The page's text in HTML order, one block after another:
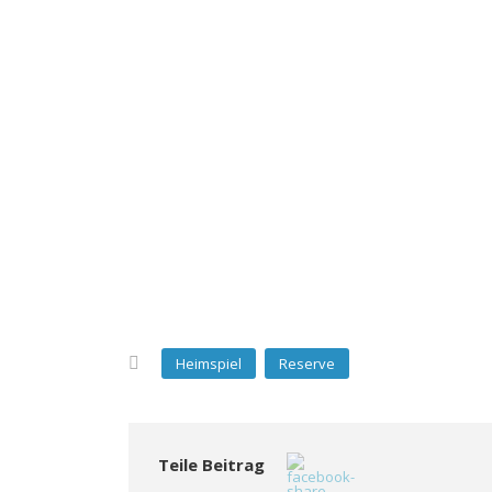
Heimspiel Reserve
Teile Beitrag